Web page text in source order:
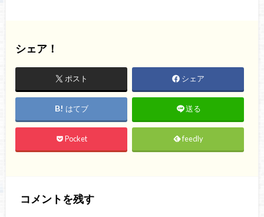
シェア！
ポスト シェア
はてブ 送る
Pocket feedly
コメントを残す